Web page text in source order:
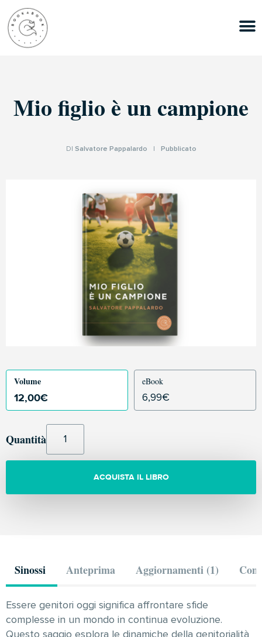
Mio figlio è un campione
DI Salvatore Pappalardo Pubblicato
Volume
12,00€
eBook
6,99€
Quantità
ACQUISTA IL LIBRO
Sinossi Anteprima Aggiornamenti (1)
Essere genitori oggi significa affrontare sfide
complesse in un mondo in continua evoluzione.
Questo saggio esplora le dinamiche della genitorialità